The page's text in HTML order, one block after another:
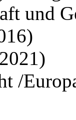
und
/